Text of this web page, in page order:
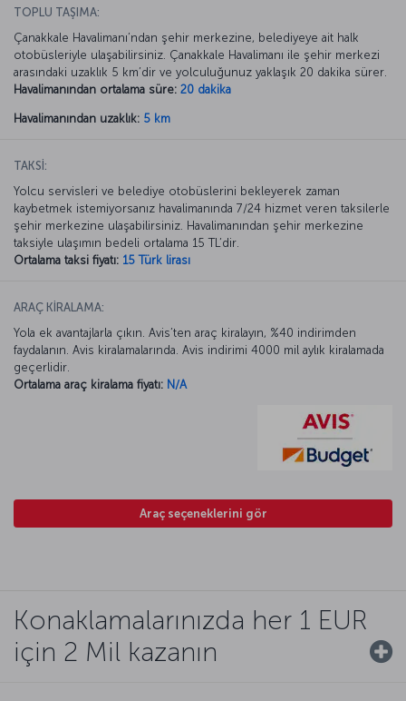
TOPLU TAŞIMA:
Çanakkale Havalimanı’ndan şehir merkezine, belediyeye ait halk
otobüsleriyle ulaşabilirsiniz. Çanakkale Havalimanı ile şehir merkezi
arasındaki uzaklık 5 km’dir ve yolculuğunuz yaklaşık 20 dakika sürer.
Havalimanından ortalama süre: 20 dakika
Havalimanından uzaklık: 5 km
TAKSİ:
Yolcu servisleri ve belediye otobüslerini bekleyerek zaman
kaybetmek istemiyorsanız havalimanında 7/24 hizmet veren taksilerle
şehir merkezine ulaşabilirsiniz. Havalimanından şehir merkezine
taksiyle ulaşımın bedeli ortalama 15 TL’dir.
Ortalama taksi fiyatı: 15 Türk lirası
ARAÇ KİRALAMA:
Yola ek avantajlarla çıkın. Avis’ten araç kiralayın, %40 indirimden
faydalanın. Avis kiralamalarında. Avis indirimi 4000 mil aylık kiralamada
geçerlidir.
Ortalama araç kiralama fiyatı: N/A
Araç seçeneklerini gör
Konaklamalarınızda her 1 EUR
için 2 Mil kazanın